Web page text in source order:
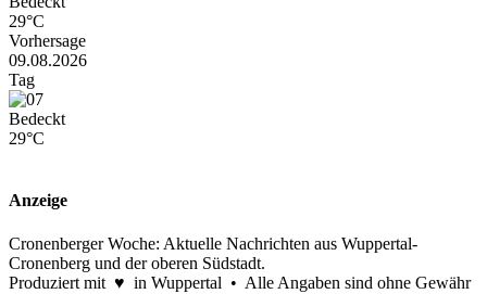
29°C
Vorhersage
09.08.2026
Tag
Bedeckt
29°C
Anzeige
Cronenberger Woche: Aktuelle Nachrichten aus Wuppertal-
Cronenberg und der oberen Südstadt.
Produziert mit ♥ in Wuppertal • Alle Angaben sind ohne Gewähr